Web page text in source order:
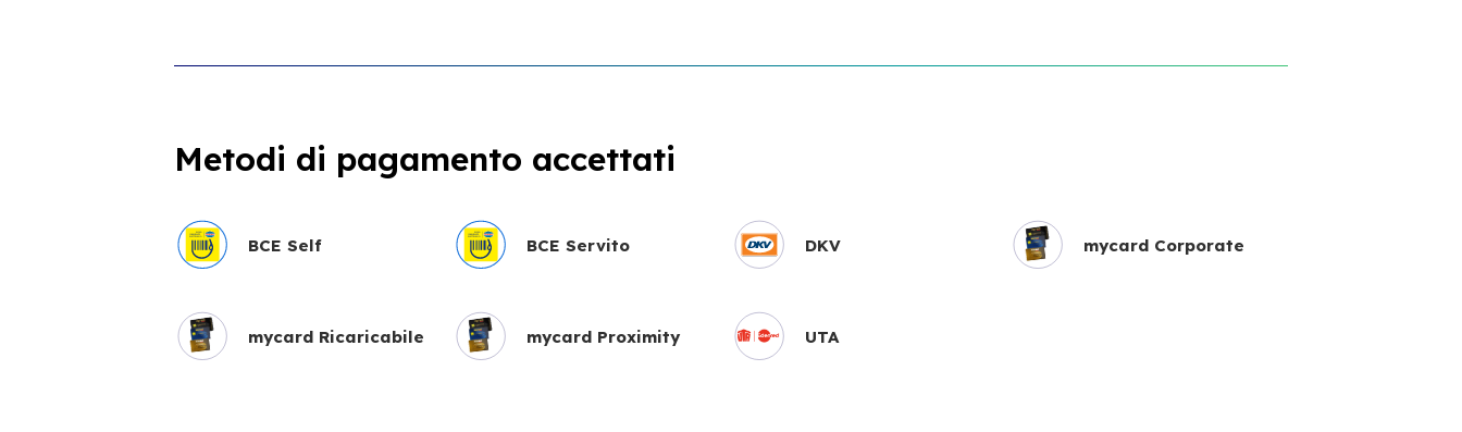
Metodi di pagamento accettati
BCE Self BCE Servito DKV mycard Corporate
mycard Ricaricabile mycard Proximity UTA